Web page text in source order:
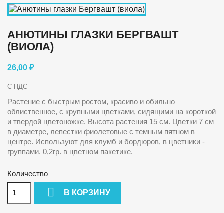
АНЮТИНЫ ГЛАЗКИ БЕРГВАШТ
(ВИОЛА)
26,00 ₽
С НДС
Растение с быстрым ростом, красиво и обильно
облиственное, с крупными цветками, сидящими на короткой
и твердой цветоножке. Высота растения 15 см. Цветки 7 см
в диаметре, лепестки фиолетовые с темным пятном в
центре. Используют для клумб и бордюров, в цветники -
группами. 0,2гр. в цветном пакетике.
Количество
 В КОРЗИНУ